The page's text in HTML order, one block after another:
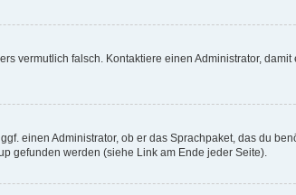
vermutlich falsch. Kontaktiere einen Administrator,
einen Administrator, ob er das Sprachpaket, das du
gefunden werden (siehe Link am Ende jeder Seite).